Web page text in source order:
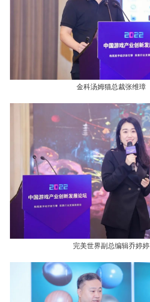
金科汤姆猫总裁张维璋
完美世界副总编辑乔婷婷